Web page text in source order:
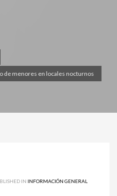
de menores en locales nocturnos
IN INFORMACIÓN GENERAL